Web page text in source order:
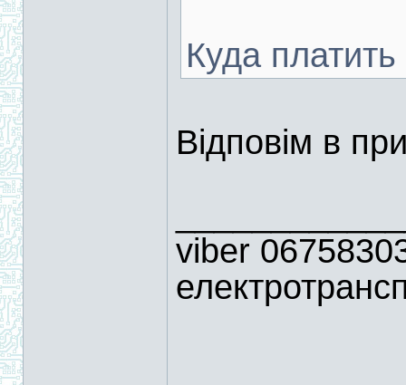
Куда
Відповім в
viber